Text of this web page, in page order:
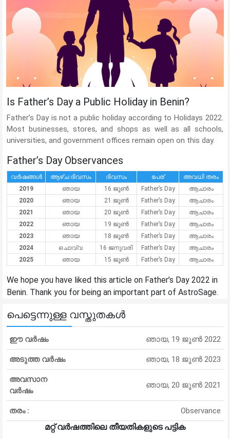
Is Father’s Day a Public Holiday in Benin?
Father’s Day is not a public holiday according to Holidays 2022.
Most businesses, stores, and shops as well as all schools,
universities, and government offices remain open on this day.
Father’s Day Observances
വർഷങ്ങൾ ആഴ്ച ദിവസം ദിവസം പേര്
അവധി തരം
2019
ഞായ 16 ജൂൺ Father’s Day
ആചാരം
2020
ഞായ 21 ജൂൺ Father’s Day
ആചാരം
2021
ഞായ 20 ജൂൺ Father’s Day
ആചാരം
2022
ഞായ 19 ജൂൺ Father’s Day
ആചാരം
2023
ഞായ 18 ജൂൺ Father’s Day
ആചാരം
2024
ചൊവ്വ 16 ജനുവരി Father’s Day
ആചാരം
2025
ഞായ 15 ജൂൺ Father’s Day ആചാരം
We hope you have liked this article on Father’s Day 2022 in
Benin. Thank you for being an important part of AstroSage.
പെട്ടെന്നുള്ള വസ്തുതകൾ
ഈ വർഷം ഞായ, 19 ജൂൺ 2022
അടുത്ത വർഷം ഞായ, 18 ജൂൺ 2023
അവസാന
വർഷം
ഞായ, 20 ജൂൺ 2021
തരം : Observance
മറ്റ് വർഷത്തിലെ തീയതികളുടെ പട്ടിക